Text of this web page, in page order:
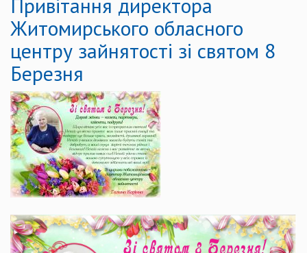
Житомирського обласного
центру зайнятості зі святом 8
Березня